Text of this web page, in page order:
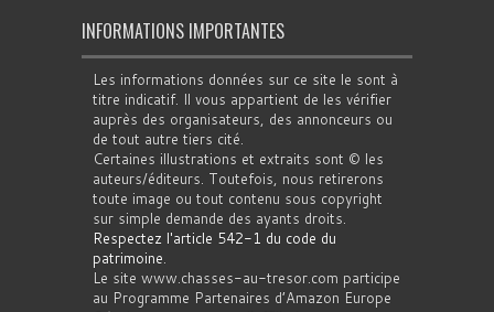
INFORMATIONS IMPORTANTES
Les informations données sur ce site le sont à
titre indicatif. Il vous appartient de les vérifier
auprès des organisateurs, des annonceurs ou
de tout autre tiers cité.
Certaines illustrations et extraits sont © les
auteurs/éditeurs. Toutefois, nous retirerons
toute image ou tout contenu sous copyright
sur simple demande des ayants droits.
Respectez l'article 542-1 du code du
patrimoine.
Le site www.chasses-au-tresor.com participe
au Programme Partenaires d’Amazon Europe